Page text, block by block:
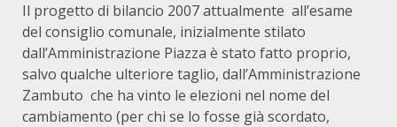
Il progetto di bilancio 2007 attualmente all’esame
del consiglio comunale, inizialmente stilato
dall’Amministrazione Piazza è stato fatto proprio,
salvo qualche ulteriore taglio, dall’Amministrazione
Zambuto che ha vinto le elezioni nel nome del
cambiamento (per chi se lo fosse già scordato,